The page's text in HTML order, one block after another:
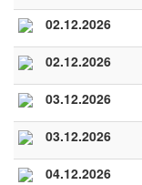
02.12.2026
02.12.2026
03.12.2026
03.12.2026
04.12.2026